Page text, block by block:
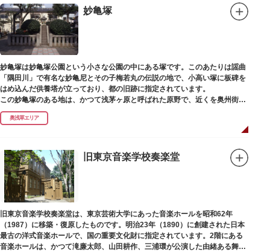
妙亀塚
妙亀塚は妙亀塚公園という小さな公園の中にある塚です。このあたりは謡曲
「隅田川」で有名な妙亀尼とその子梅若丸の伝説の地で、小高い塚に板碑を
はめ込んだ供養塔が立っており、都の旧跡に指定されています。
この妙亀塚のある地は、かつて浅茅ヶ原と呼ばれた原野で、近くを奥州街道
が通じていました。妙亀塚は「梅若伝説」にちなんだ名称です。「梅若伝
説」とは平安時代、吉田少将惟房の子・梅若が、信夫藤太という人買いにさ
らわれ、都から奥州へつれて行かれる途中、重い病にかかりこの地に捨てら
田川岸で里人から梅若の死を知らされ、髪をおろして妙亀尼と称し庵を結ん
だ、という説話です。謡曲『隅田川』はこの伝説をもとにしています。
塚の上には板碑が祀られています。この板碑には「弘安十一年戊子五月二十
二日孝子敬白」と刻まれており、区内でも古いものです。しかし妙亀塚と板
碑との関係は、明らかではありません。
なお、隅田川の対岸、木母寺（墨田区堤通）境内には梅若にちなむ梅若塚
（都旧跡）があり、この妙亀塚と相対するものと考えられています。
奥浅草エリア
旧東京音楽学校奏楽堂
旧東京音楽学校奏楽堂は、東京芸術大学にあった音楽ホールを昭和62年
（1987）に移築・復原したものです。明治23年（1890）に創建された日本
最古の洋式音楽ホールで、国の重要文化財に指定されています。2階にある
音楽ホールは、かつて滝廉太郎、山田耕作、三浦環が公演した由緒ある舞台